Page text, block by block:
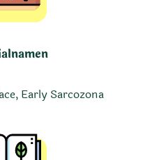
Early Sarcozona